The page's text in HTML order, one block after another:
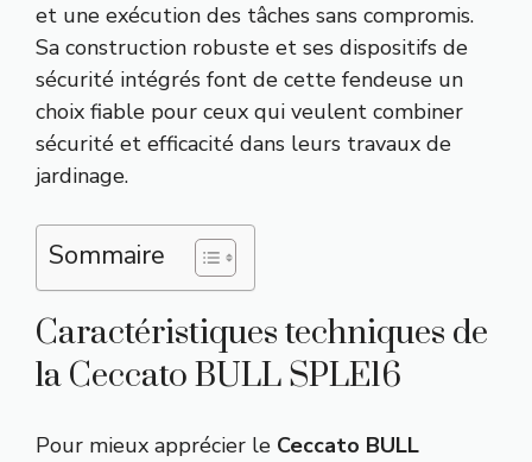
et une exécution des tâches sans compromis.
Sa construction robuste et ses dispositifs de
sécurité intégrés font de cette fendeuse un
choix fiable pour ceux qui veulent combiner
sécurité et efficacité dans leurs travaux de
jardinage.
Sommaire
Caractéristiques techniques de
la Ceccato BULL SPLE16
Pour mieux apprécier le Ceccato BULL